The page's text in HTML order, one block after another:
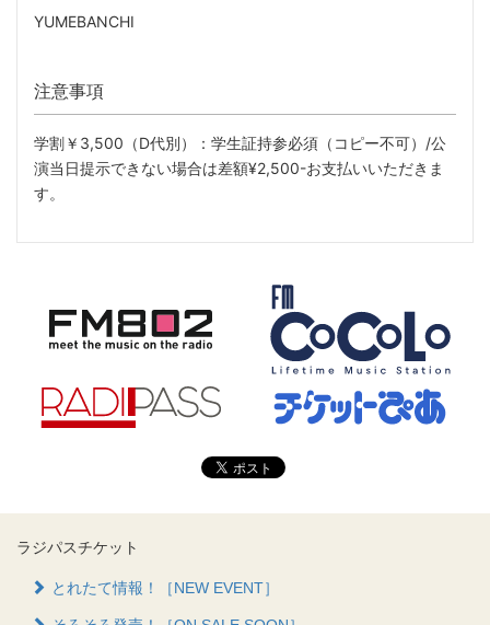
YUMEBANCHI
注意事項
学割￥3,500（D代別）：学生証持参必須（コピー不可）/公
演当日提示できない場合は差額¥2,500-お支払いいただきま
す。
ラジパスチケット
とれたて情報！［NEW EVENT］